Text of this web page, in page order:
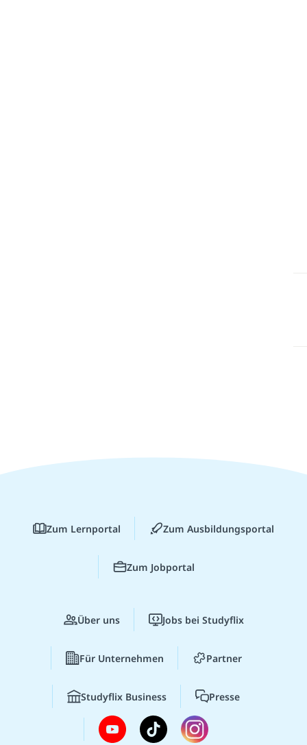
Zum Lernportal Zum Ausbildungsportal
Zum Jobportal
Über uns Jobs bei Studyflix
Für Unternehmen Partner
Studyflix Business Presse